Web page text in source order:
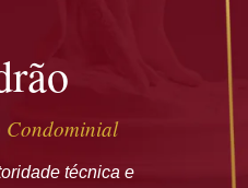
Condominial
técnica e